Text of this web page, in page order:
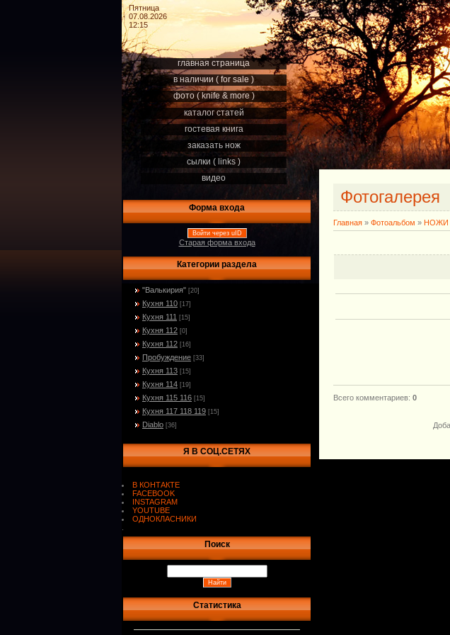
Пятница
07.08.2026
12:15
главная страница
в наличии ( for sale )
фото ( knife & more )
каталог статей
гостевая книга
заказать нож
сылки ( links )
видео
Форма входа
Войти через uID
Старая форма входа
Категории раздела
"Валькирия" [20]
Кухня 110 [17]
Кухня 111 [15]
Кухня 112 [0]
Кухня 112 [16]
Пробуждение [33]
Кухня 113 [15]
Кухня 114 [19]
Кухня 115 116 [15]
Кухня 117 118 119 [15]
Diablo [36]
Я В СОЦ.СЕТЯХ
В КОНТАКТЕ
FACEBOOK
INSTAGRAM
YOUTUBE
ОДНОКЛАСНИКИ
Поиск
Статистика
Фотогалерея
Главная » Фотоальбом » НОЖИ
Всего комментариев: 0